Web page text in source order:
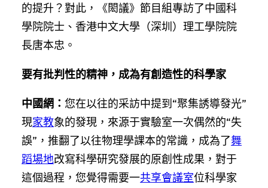
的提升？對此，《閎議》節目組專訪了中國科
學院院士、香港中文大學（深圳）理工學院院
長唐本忠。
要有批判性的精神，成為有創造性的科學家
中國網： 您在以往的采訪中提到“聚集誘導發光”
現家教象的發現，來源于實驗室一次偶然的“失
誤”，推翻了以往物理學課本的常識，成為了舞
蹈場地改寫科學研究發展的原創性成果，對于
這個過程，您覺得需要一共享會議室位科學家